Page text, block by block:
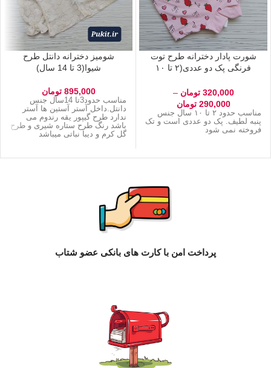
شورت پادار دخترانه طرح توت
فرنگی پک دو عددی(۲ تا ۱۰
320,000 تومان –
290,000 تومان
مناسب حدود ۲ تا ۱۰ سال جنس
پنبه لطیف. پک دو عددی است و تک
فروخته نمی شود
شومیز دخترانه دانتل طرح
شیوا(3 تا 14 سال)
895,000 تومان
مناسب حدود3تا 14سال جنس
دانتل.داخل آستر آستین ها آستر
ندارد طرح گیپور یقه رندوم می
باشد رنگ طرح ستاره شیری و طرح
گل کرم و دیبا نباتی میباشد
پرداخت امن با کارت های بانکی عضو شتاب